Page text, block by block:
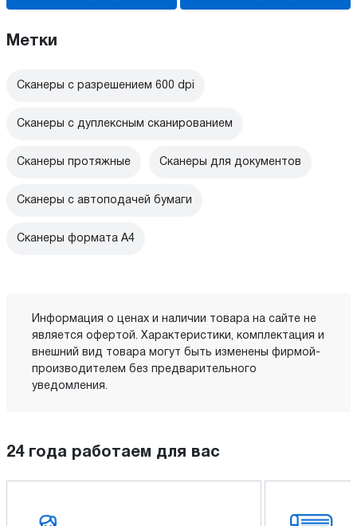
Метки
Сканеры с разрешением 600 dpi
Сканеры с дуплексным сканированием
Сканеры протяжные Сканеры для документов
Сканеры с автоподачей бумаги
Сканеры формата A4
Информация о ценах и наличии товара на сайте не
является офертой. Характеристики, комплектация и
внешний вид товара могут быть изменены фирмой-
производителем без предварительного
уведомления.
24 года работаем для вас